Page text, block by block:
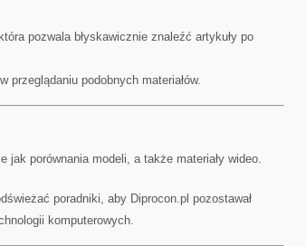
pozwala błyskawicznie znaleźć artykuły po
przeglądaniu podobnych materiałów.
jak porównania modeli, a także materiały wideo.
poradniki, aby Diprocon.pl pozostawał
komputerowych.